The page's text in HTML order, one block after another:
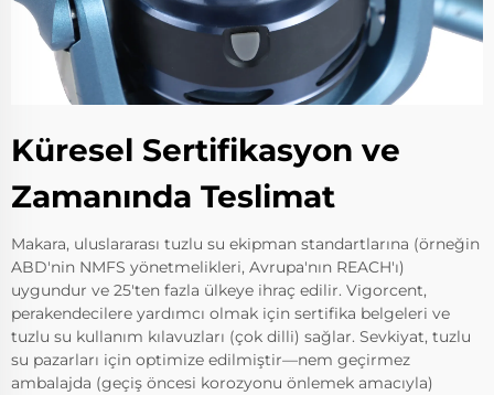
Küresel Sertifikasyon ve
Zamanında Teslimat
Makara, uluslararası tuzlu su ekipman standartlarına (örneğin
ABD'nin NMFS yönetmelikleri, Avrupa'nın REACH'ı)
uygundur ve 25'ten fazla ülkeye ihraç edilir. Vigorcent,
perakendecilere yardımcı olmak için sertifika belgeleri ve
tuzlu su kullanım kılavuzları (çok dilli) sağlar. Sevkiyat, tuzlu
su pazarları için optimize edilmiştir—nem geçirmez
ambalajda (geçiş öncesi korozyonu önlemek amacıyla)